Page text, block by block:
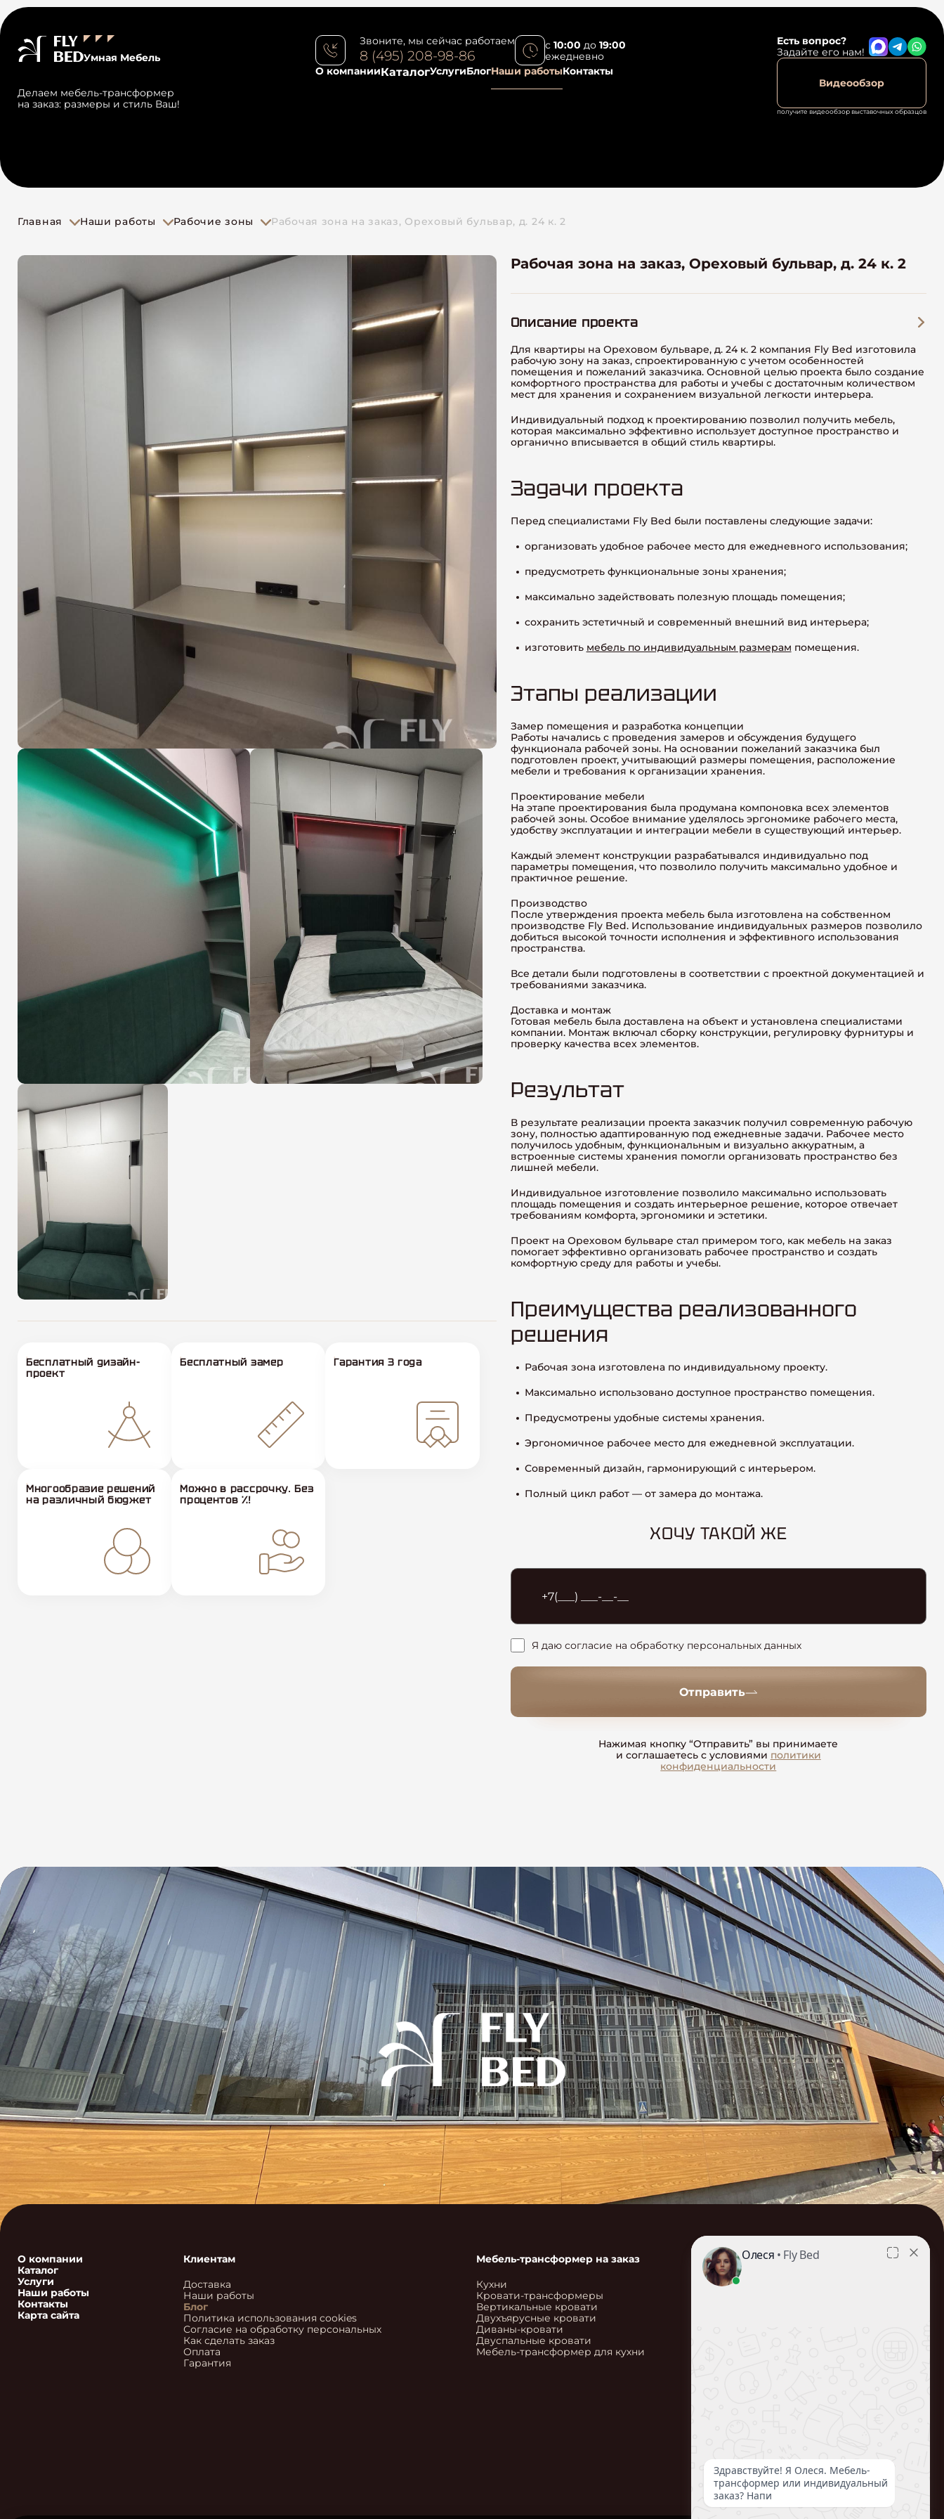
Умная Мебель
Делаем мебель-трансформер
на заказ: размеры и стиль Ваш!
Звоните, мы сейчас работаем
8 (495) 208-98-86
с 10:00 до 19:00
ежедневно
О компанииКаталогУслугиБлогНаши работыКонтакты
Есть вопрос?
Задайте его нам!
Видеообзор
получите видеообзор выставочных образцов
Главная Наши работы Рабочие зоны Рабочая зона на заказ, Ореховый бульвар, д. 24 к. 2
Бесплатный дизайн-
проект
Бесплатный замер Гарантия 3 года
Многообразие решений
на различный бюджет
Можно в рассрочку. Без
процентов %!
Рабочая зона на заказ, Ореховый бульвар, д. 24 к. 2
Описание проекта
Для квартиры на Ореховом бульваре, д. 24 к. 2 компания Fly Bed изготовила
рабочую зону на заказ, спроектированную с учетом особенностей
помещения и пожеланий заказчика. Основной целью проекта было создание
комфортного пространства для работы и учебы с достаточным количеством
мест для хранения и сохранением визуальной легкости интерьера.
Индивидуальный подход к проектированию позволил получить мебель,
которая максимально эффективно использует доступное пространство и
органично вписывается в общий стиль квартиры.
Задачи проекта
Перед специалистами Fly Bed были поставлены следующие задачи:
организовать удобное рабочее место для ежедневного использования;
предусмотреть функциональные зоны хранения;
максимально задействовать полезную площадь помещения;
сохранить эстетичный и современный внешний вид интерьера;
изготовить мебель по индивидуальным размерам помещения.
Этапы реализации
Замер помещения и разработка концепции
Работы начались с проведения замеров и обсуждения будущего
функционала рабочей зоны. На основании пожеланий заказчика был
подготовлен проект, учитывающий размеры помещения, расположение
мебели и требования к организации хранения.
Проектирование мебели
На этапе проектирования была продумана компоновка всех элементов
рабочей зоны. Особое внимание уделялось эргономике рабочего места,
удобству эксплуатации и интеграции мебели в существующий интерьер.
Каждый элемент конструкции разрабатывался индивидуально под
параметры помещения, что позволило получить максимально удобное и
практичное решение.
Производство
После утверждения проекта мебель была изготовлена на собственном
производстве Fly Bed. Использование индивидуальных размеров позволило
добиться высокой точности исполнения и эффективного использования
пространства.
Все детали были подготовлены в соответствии с проектной документацией и
требованиями заказчика.
Доставка и монтаж
Готовая мебель была доставлена на объект и установлена специалистами
компании. Монтаж включал сборку конструкции, регулировку фурнитуры и
проверку качества всех элементов.
Результат
В результате реализации проекта заказчик получил современную рабочую
зону, полностью адаптированную под ежедневные задачи. Рабочее место
получилось удобным, функциональным и визуально аккуратным, а
встроенные системы хранения помогли организовать пространство без
лишней мебели.
Индивидуальное изготовление позволило максимально использовать
площадь помещения и создать интерьерное решение, которое отвечает
требованиям комфорта, эргономики и эстетики.
Проект на Ореховом бульваре стал примером того, как мебель на заказ
помогает эффективно организовать рабочее пространство и создать
комфортную среду для работы и учебы.
Преимущества реализованного
решения
Рабочая зона изготовлена по индивидуальному проекту.
Максимально использовано доступное пространство помещения.
Предусмотрены удобные системы хранения.
Эргономичное рабочее место для ежедневной эксплуатации.
Современный дизайн, гармонирующий с интерьером.
Полный цикл работ — от замера до монтажа.
ХОЧУ ТАКОЙ ЖЕ
Я даю согласие на обработку персональных данных
Отправить
Нажимая кнопку “Отправить” вы принимаете
и соглашаетесь с условиями политики
конфиденциальности
О компании
Каталог
Услуги
Наши работы
Контакты
Карта сайта
Клиентам
Доставка
Наши работы
Блог
Политика использования cookies
Согласие на обработку персональных
Как сделать заказ
Оплата
Гарантия
Мебель-трансформер на заказ
Кухни
Кровати-трансформеры
Вертикальные кровати
Двухъярусные кровати
Диваны-кровати
Двуспальные кровати
Мебель-трансформер для кухни
Умная Мебель
Мы в социальных сетях
*матрас в подарок при заказе от 250.000 руб.!